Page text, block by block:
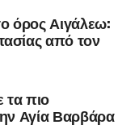
όρος Αιγάλεω:
από τον
τα πιο
Αγία Βαρβάρα